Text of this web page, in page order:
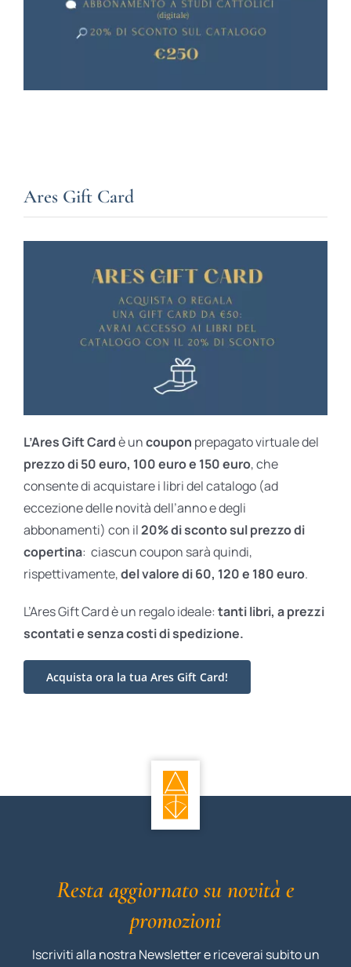
Ares Gift Card
L’Ares Gift Cardè uncoupon prepagato virtuale del
prezzo di 50 euro, 100 euro e 150 euro, che
consente di acquistare i libri del catalogo (ad
eccezione delle novità dell’anno e degli
abbonamenti) con il20% di sconto sul prezzo di
copertina: ciascun coupon sarà quindi,
rispettivamente,del valore di 60, 120 e 180 euro.
L’Ares Gift Card è un regalo ideale: tanti libri, a prezzi
scontati esenza costi di spedizione.
Acquista ora la tua Ares Gift Card!
Resta aggiornato su novità e
promozioni
Iscriviti alla nostra Newsletter e riceverai subito un